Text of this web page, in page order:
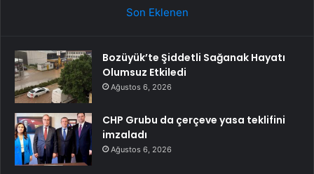
Son Eklenen
Bozüyük’te Şiddetli Sağanak Hayatı
Olumsuz Etkiledi
Ağustos 6, 2026
CHP Grubu da çerçeve yasa teklifini
imzaladı
Ağustos 6, 2026